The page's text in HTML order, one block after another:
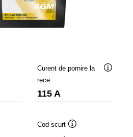
Curent de pornire la
rece
115 A
Cod scurt